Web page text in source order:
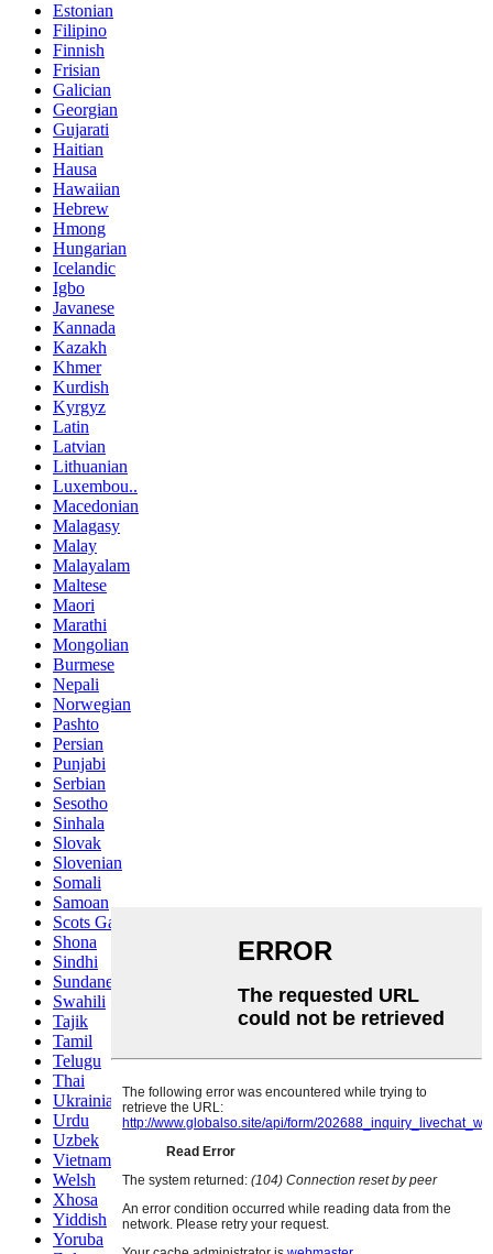
Estonian
Filipino
Finnish
Frisian
Galician
Georgian
Gujarati
Haitian
Hausa
Hawaiian
Hebrew
Hmong
Hungarian
Icelandic
Igbo
Javanese
Kannada
Kazakh
Khmer
Kurdish
Kyrgyz
Latin
Latvian
Lithuanian
Luxembou..
Macedonian
Malagasy
Malay
Malayalam
Maltese
Maori
Marathi
Mongolian
Burmese
Nepali
Norwegian
Pashto
Persian
Punjabi
Serbian
Sesotho
Sinhala
Slovak
Slovenian
Somali
Samoan
Scots Gaelic
Shona
Sindhi
Sundanese
Swahili
Tajik
Tamil
Telugu
Thai
Ukrainian
Urdu
Uzbek
Vietnamese
Welsh
Xhosa
Yiddish
Yoruba